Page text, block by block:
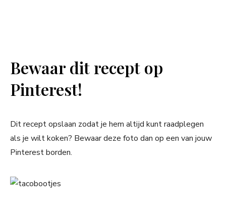
Bewaar dit recept op
Pinterest!
Dit recept opslaan zodat je hem altijd kunt raadplegen
als je wilt koken? Bewaar deze foto dan op een van jouw
Pinterest borden.